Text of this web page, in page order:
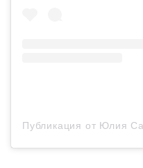
Публикация от Юлия